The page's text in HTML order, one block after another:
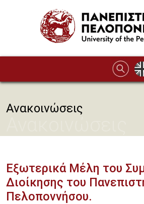
Ανακοινώσεις
Εξωτερικά Μέλη του
Διοίκησης του
Πελοποννήσου.